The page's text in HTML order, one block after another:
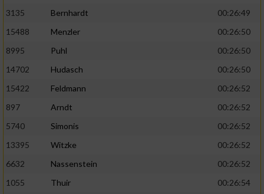
3135
Bernhardt
00:26:49
15488
Menzler
00:26:50
8995
Puhl
00:26:50
14702
Hudasch
00:26:50
15422
Feldmann
00:26:52
897
Arndt
00:26:52
5740
Simonis
00:26:52
13395
Witzke
00:26:52
6632
Nassenstein
00:26:52
1055
Thuir
00:26:54